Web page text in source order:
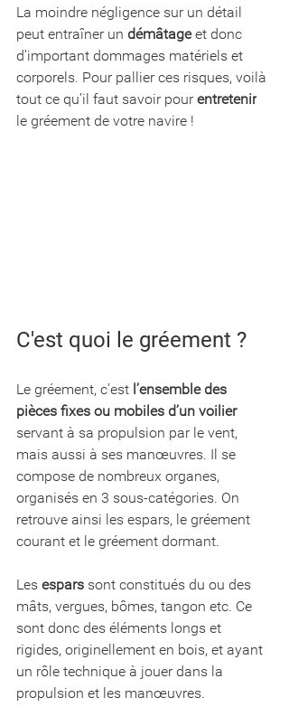
La moindre négligence sur un détail
peut entraîner un démâtage et donc
d’important dommages matériels et
corporels. Pour pallier ces risques, voilà
tout ce qu’il faut savoir pour entretenir
le gréement de votre navire !
C'est quoi le gréement ?
Le gréement, c’est l’ensemble des
pièces fixes ou mobiles d’un voilier
servant à sa propulsion par le vent,
mais aussi à ses manœuvres. Il se
compose de nombreux organes,
organisés en 3 sous-catégories. On
retrouve ainsi les espars, le gréement
courant et le gréement dormant.
Les espars sont constitués du ou des
mâts, vergues, bômes, tangon etc. Ce
sont donc des éléments longs et
rigides, originellement en bois, et ayant
un rôle technique à jouer dans la
propulsion et les manœuvres.